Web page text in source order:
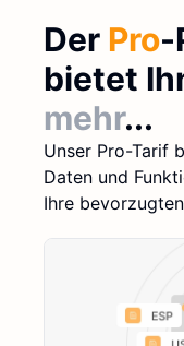
Der Pro-
bietet
mehr...
Unser Pro-Tarif
Daten und
Ihre